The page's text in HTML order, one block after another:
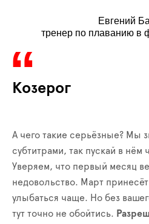
Евгений
тренер по плаванию в
Козерог
А чего такие серьёзные? Мы
субтитрами, так пускай в нём
Уверяем, что первый месяц
недовольство. Март
улыбаться чаще. Но без
тут точно не обойтись.